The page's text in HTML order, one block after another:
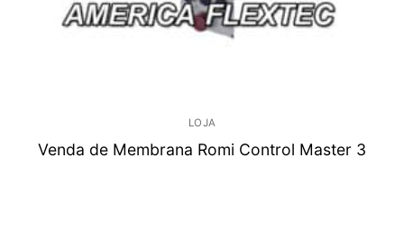
LOJA
Venda de Membrana Romi Control Master 3